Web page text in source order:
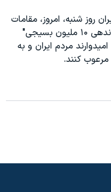
روز شنبه، امروز، مقامات
امنيتی نظام اسلامی از "سازماندهی ۱۰ مليون بسيجی"
مردم ايران و به
کنند.